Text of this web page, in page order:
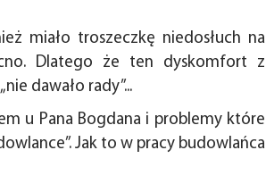
miało troszeczkę niedosłuch na
Dlatego że ten dyskomfort z
dawało rady”...
u Pana Bogdana i problemy które
Jak to w pracy budowlańca